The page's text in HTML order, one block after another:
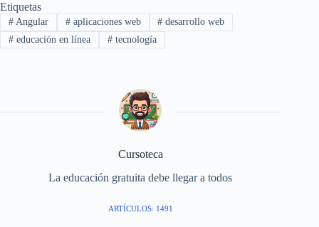
Etiquetas
#Angular #aplicaciones web # desarrollo web
#educación en línea #tecnología
Cursoteca
La educación gratuita debe llegar a todos
ARTÍCULOS: 1491